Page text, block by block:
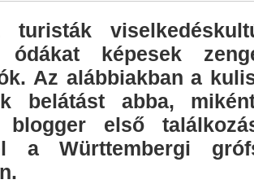
ódákat képesek
Az alábbiakban a
belátást abba,
blogger első
a Württembergi